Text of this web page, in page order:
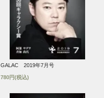
GALAC 2019年7月号
780円(税込)